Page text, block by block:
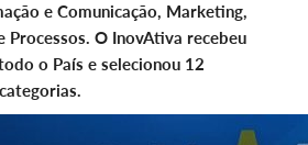
e Comunicação, Marketing,
Processos. O InovAtiva recebeu
o País e selecionou 12